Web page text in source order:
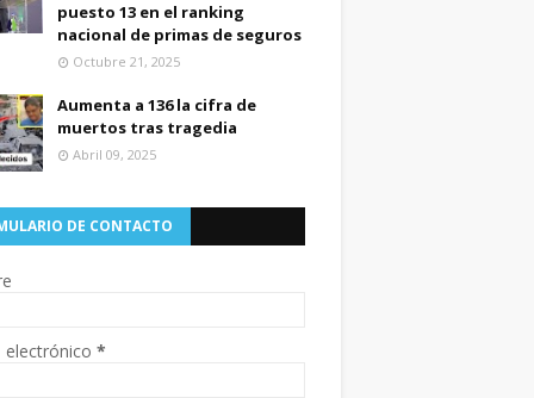
puesto 13 en el ranking
nacional de primas de seguros
Octubre 21, 2025
Aumenta a 136 la cifra de
muertos tras tragedia
Abril 09, 2025
DE CONTACTO
electrónico *